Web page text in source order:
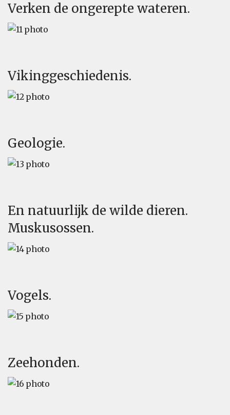
Verken de ongerepte wateren.
Vikinggeschiedenis.
Geologie.
En natuurlijk de wilde dieren.
Muskusossen.
Vogels.
Zeehonden.